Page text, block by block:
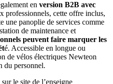
en version B2B avec
professionnels, cette offre inclus,
une panoplie de services comme
de maintenance et
peuvent faire marquer les
é. Accessible en longue ou
de vélos électriques Newteon
du personnel.
le site de l’enseigne